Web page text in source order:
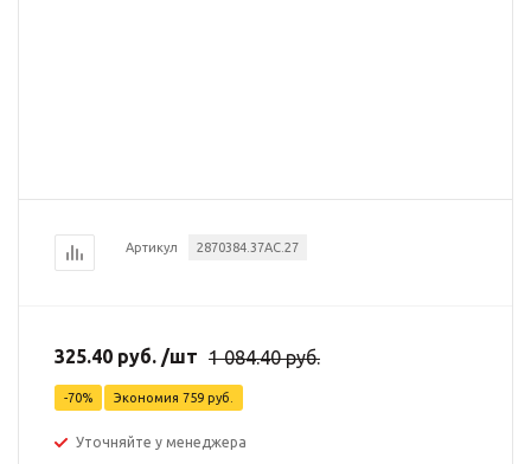
Артикул 2870384.37AC.27
325.40 руб. /шт 1 084.40руб.
-70% Экономия 759 руб.
Уточняйте у менеджера